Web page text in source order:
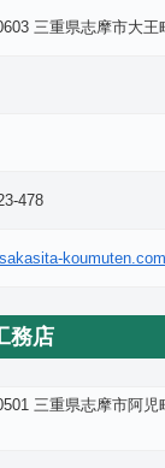
三重県志摩市大
478
務店
三重県志摩市阿